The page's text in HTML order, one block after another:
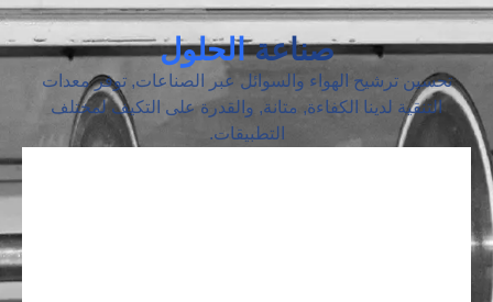
صناعةالحلول
تحسين ترشيح الهواء والسوائل عبر الصناعات, توفر معدات
التنقية لدينا الكفاءة, متانة, والقدرة على التكيف لمختلف
التطبيقات.